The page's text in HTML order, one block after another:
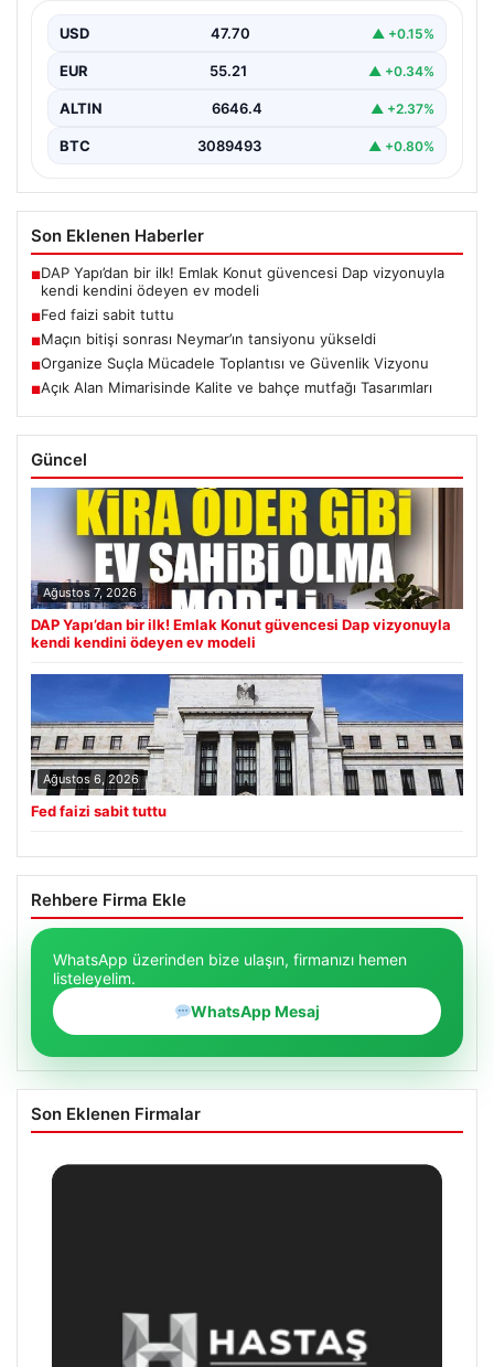
USD 47.70 ▲ +0.15%
EUR 55.21 ▲ +0.34%
ALTIN 6646.4 ▲ +2.37%
BTC 3089493 ▲ +0.80%
Son Eklenen Haberler
■DAP Yapı’dan bir ilk! Emlak Konut güvencesi Dap vizyonuyla
kendi kendini ödeyen ev modeli
■Fed faizi sabit tuttu
■Maçın bitişi sonrası Neymar’ın tansiyonu yükseldi
■Organize Suçla Mücadele Toplantısı ve Güvenlik Vizyonu
■Açık Alan Mimarisinde Kalite ve bahçe mutfağı Tasarımları
Güncel
Ağustos 7, 2026
DAP Yapı’dan bir ilk! Emlak Konut güvencesi Dap vizyonuyla
kendi kendini ödeyen ev modeli
Ağustos 6, 2026
Fed faizi sabit tuttu
Rehbere Firma Ekle
WhatsApp üzerinden bize ulaşın, firmanızı hemen
listeleyelim.
WhatsApp Mesaj
Son Eklenen Firmalar